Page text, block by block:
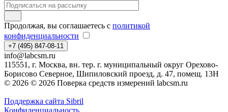
Продолжая, вы соглашаетесь с политикой
конфиденциальности
+7 (495) 847-08-11
info@labcsm.ru
115551, г. Москва, вн. тер. г. муниципальный округ Орехово-
Борисово Северное, Шипиловский проезд, д. 47, помещ. 13Н
© 2026 © 2026 Поверка средств измерений labcsm.ru
Поддержка сайта Sibril
Конфиденциальность